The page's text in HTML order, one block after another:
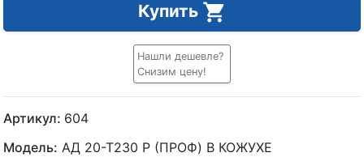
Купить
Нашли дешевле?
Снизим цену!
Артикул: 604
Модель: АД 20-Т230 P (ПРОФ) В КОЖУХЕ